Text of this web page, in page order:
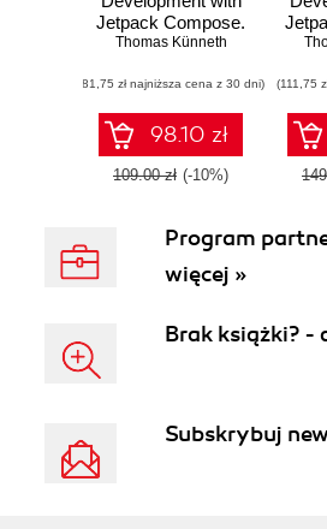
Jetpack Compose.
Bring declarative
quickly and easily
on Android using
Jetpack Compose
and Kotlin -
Second Edition
Thomas Künneth
(81,75 zł najniższa cena z 30 dni)
98.10 zł
109.00 zł (-10%)
(111,75
Program
więcej »
Brak książki? -
Subskrybuj